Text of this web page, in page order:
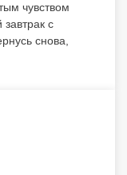
чувством
с
снова,